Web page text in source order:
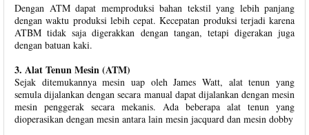
Dengan ATM dapat memproduksi bahan tekstil yang lebih panjang
dengan waktu produksi lebih cepat. Kecepatan produksi terjadi karena
ATBM tidak saja digerakkan dengan tangan, tetapi digerakan juga
dengan batuan kaki.
3. Alat Tenun Mesin (ATM)
Sejak ditemukannya mesin uap oleh James Watt, alat tenun yang
semula dijalankan dengan secara manual dapat dijalankan dengan mesin
mesin penggerak secara mekanis. Ada beberapa alat tenun yang
dioperasikan dengan mesin antara lain mesin jacquard dan mesin dobby